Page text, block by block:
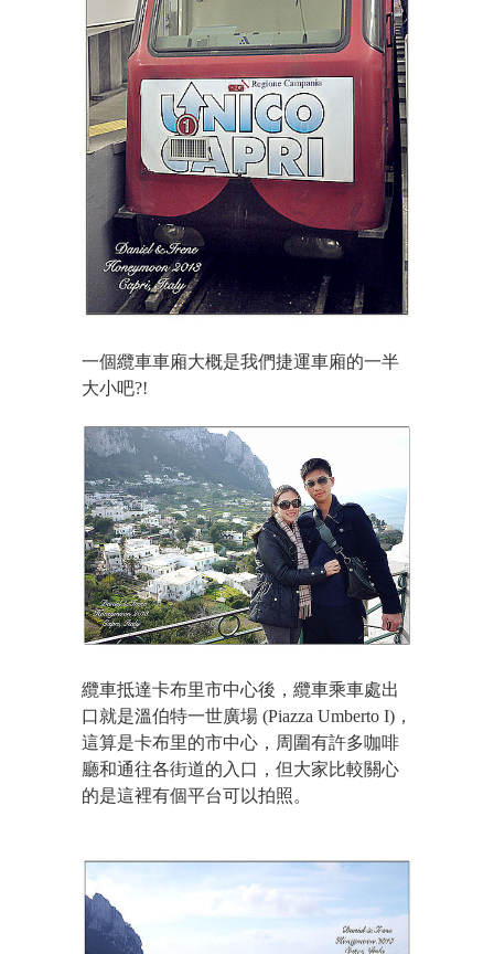
一個纜車車廂大概是我們捷運車廂的一半
大小吧?!
纜車抵達卡布里市中心後，纜車乘車處出
口就是溫伯特一世廣場 (Piazza Umberto I)，
這算是卡布里的市中心，周圍有許多咖啡
廳和通往各街道的入口，但大家比較關心
的是這裡有個平台可以拍照。